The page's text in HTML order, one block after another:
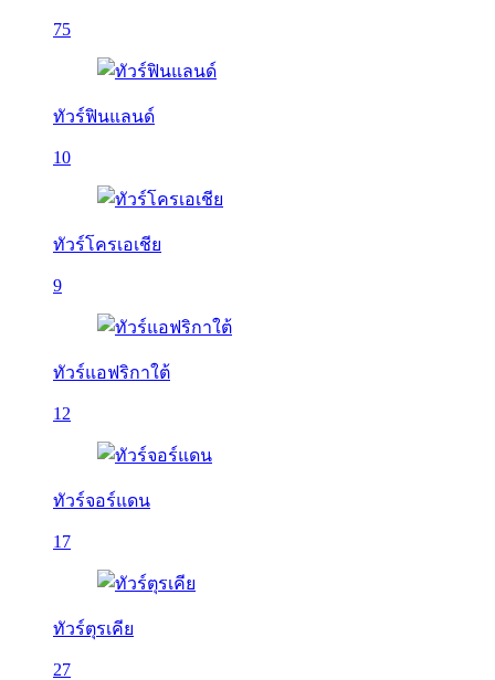
75
ทัวร์ฟินแลนด์
10
ทัวร์โครเอเชีย
9
ทัวร์แอฟริกาใต้
12
ทัวร์จอร์แดน
17
ทัวร์ตุรเคีย
27